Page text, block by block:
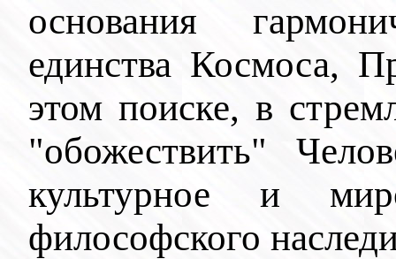
основания
единства Космоса,
этом поиске, в
"обожествить"
культурное и
философского